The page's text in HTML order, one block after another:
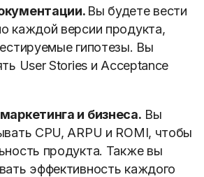
Вы будете вести
каждой версии продукта,
гипотезы. Вы
User Stories и Acceptance
и бизнеса. Вы
CPU, ARPU и ROMI, чтобы
продукта. Также вы
эффективность каждого